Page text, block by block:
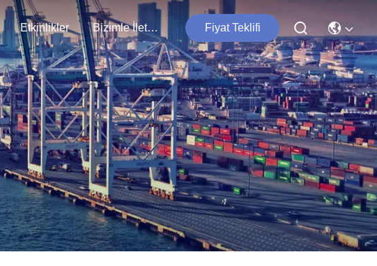
Etkinlikler Bizimle İletişim Fiyat Teklifi